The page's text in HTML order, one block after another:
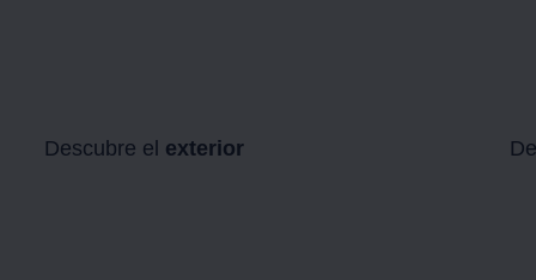
Descubre el exterior